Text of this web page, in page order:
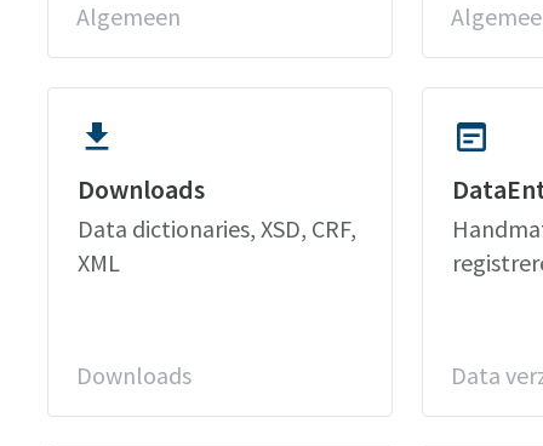
Algemeen
file_download
Downloads
Data dictionaries, XSD, CRF,
XML
Downloads
wysiwyg
Data